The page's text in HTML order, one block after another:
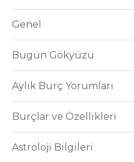
Genel
Bugün Gökyüzü
Aylık Burç Yorumları
Burçlar ve Özellikleri
Astroloji Bilgileri